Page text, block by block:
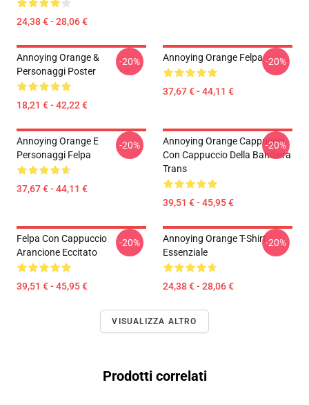
24,38 € - 28,06 €
Annoying Orange &
Personaggi Poster
18,21 € - 42,22 €
-20% Annoying Orange Felpa
37,67 € - 44,11 €
-20%
Annoying Orange E
Personaggi Felpa
37,67 € - 44,11 €
-20%
Annoying Orange Cappuccio
Con Cappuccio Della Bandiera
Trans
39,51 € - 45,95 €
-20%
Felpa Con Cappuccio
Arancione Eccitato
39,51 € - 45,95 €
-20%
Annoying Orange T-Shirt
Essenziale
24,38 € - 28,06 €
-20%
VISUALIZZA ALTRO
Prodotti correlati